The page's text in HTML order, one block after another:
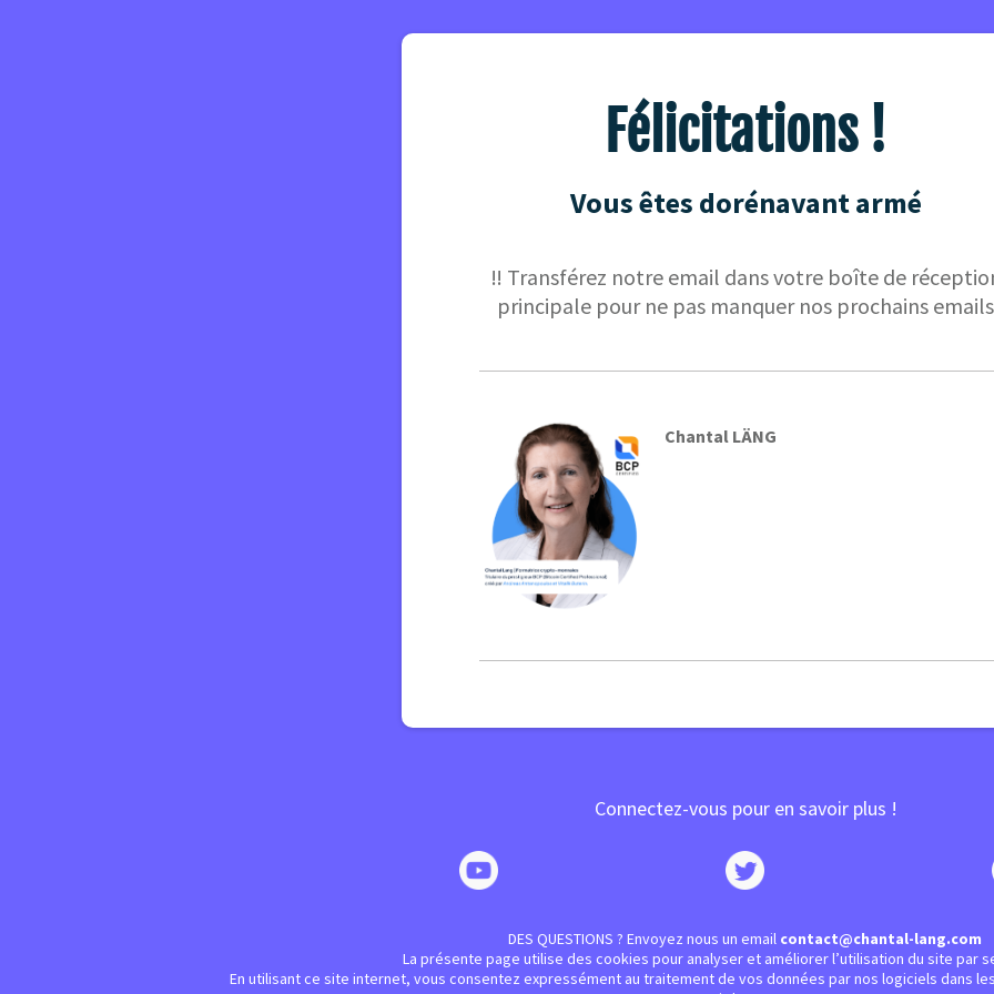
Félicitations !
Vous êtes dorénavant armé
‼️ Transférez notre email dans votre boîte de
principale pour ne pas manquer nos prochains emails
Chantal LÄNG
Connectez-vous pour en savoir plus !
DES QUESTIONS ? Envoyez nous un email contact@chantal-lang.com
La présente page utilise des cookies pour analyser et améliorer l’utilisation du site par
En utilisant ce site internet, vous consentez expressément au traitement de vos données par nos logiciels dans